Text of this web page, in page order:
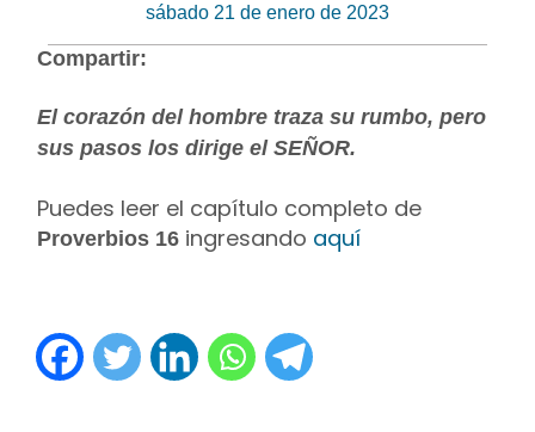
sábado 21 de enero de 2023
Compartir:
El corazón del hombre traza su rumbo, pero
sus pasos los dirige el SEÑOR.
Puedes leer el capítulo completo de
Proverbios 16 ingresando aquí